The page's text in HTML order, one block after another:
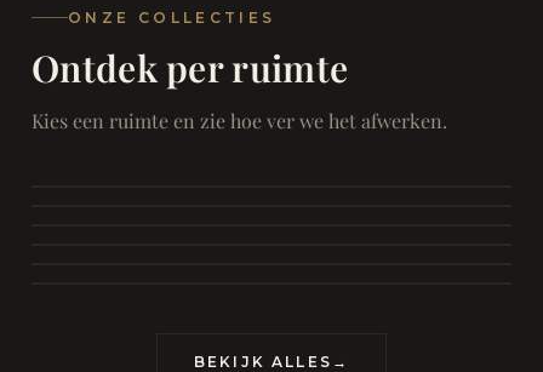
Modern
Marcottestyle Living
ONZE COLLECTIES
Ontdek per ruimte
Kies een ruimte en zie hoe ver we het afwerken.
SAMEN ONTSPANNEN
Woonkamer
Eetkamer
RUST EN RETRAITE
BEKIJK ALLES →